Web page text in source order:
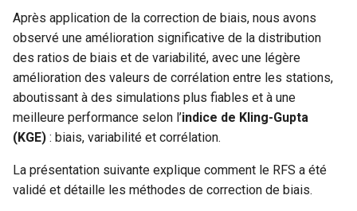
e
l
a
e
c
h
Après application de la correction de biais, nous avons
observé une amélioration significative de la distribution
des ratios de biais et de variabilité, avec une légère
amélioration des valeurs de corrélation entre les stations,
aboutissant à des simulations plus fiables et à une
meilleure performance selon l’indice de Kling-Gupta
(KGE) : biais, variabilité et corrélation.
La présentation suivante explique comment le RFS a été
validé et détaille les méthodes de correction de biais.